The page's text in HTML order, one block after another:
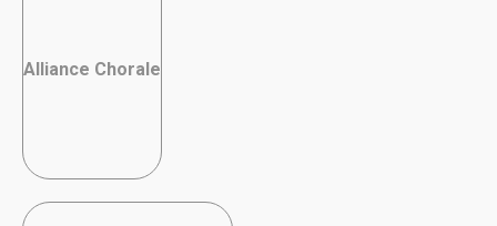
Alliance Chorale